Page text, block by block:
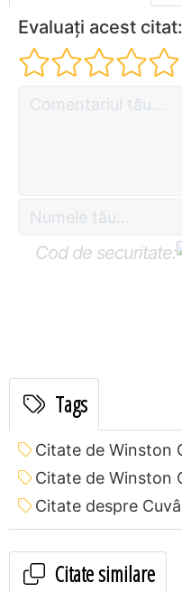
Evaluați acest citat:
Cod de securitate:
Tags
Citate de Winston
Citate de Winston
Citate despre
Citate similare